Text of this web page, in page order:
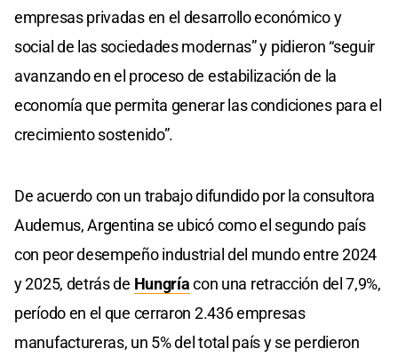
empresas privadas en el desarrollo económico y
social de las sociedades modernas” y pidieron “seguir
avanzando en el proceso de estabilización de la
economía que permita generar las condiciones para el
crecimiento sostenido”.
De acuerdo con un trabajo difundido por la consultora
Audemus, Argentina se ubicó como el segundo país
con peor desempeño industrial del mundo entre 2024
y 2025, detrás de Hungríacon una retracción del 7,9%,
período en el que cerraron 2.436 empresas
manufactureras, un 5% del total país y se perdieron